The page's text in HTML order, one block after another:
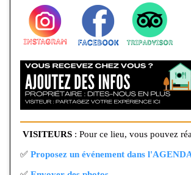
VISITEURS : Pour ce lieu, vous pouvez
✅ Proposez un événement dans